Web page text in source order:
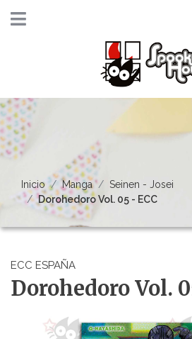
Inicio Manga
Seinen - Josei
Dorohedoro Vol. 05 - ECC
ECC ESPAÑA
Dorohedoro Vol.